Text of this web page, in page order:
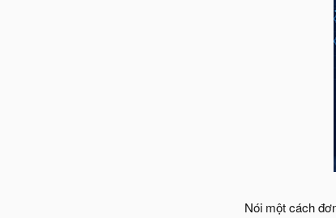
Nói một cách